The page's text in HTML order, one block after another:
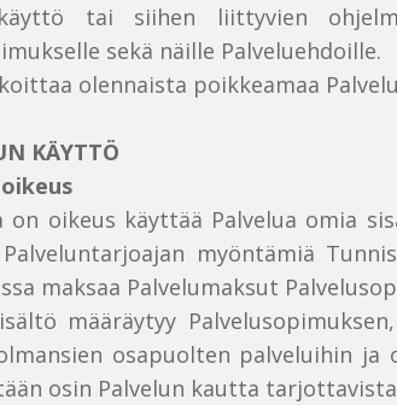
tai siihen liittyvien
sekä näille Palveluehdoille.
olennaista poikkeamaa
KÄYTTÖ
on oikeus käyttää Palvelua omia
myöntämiä
maksaa Palvelumaksut
määräytyy
osapuolten palveluihin ja
osin Palvelun kautta